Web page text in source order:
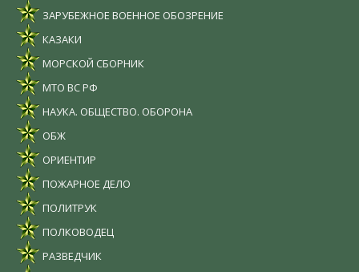
ЗАРУБЕЖНОЕ ВОЕННОЕ ОБОЗРЕНИЕ
КАЗАКИ
МОРСКОЙ СБОРНИК
МТО ВС РФ
НАУКА. ОБЩЕСТВО. ОБОРОНА
ОБЖ
ОРИЕНТИР
ПОЖАРНОЕ ДЕЛО
ПОЛИТРУК
ПОЛКОВОДЕЦ
РАЗВЕДЧИК